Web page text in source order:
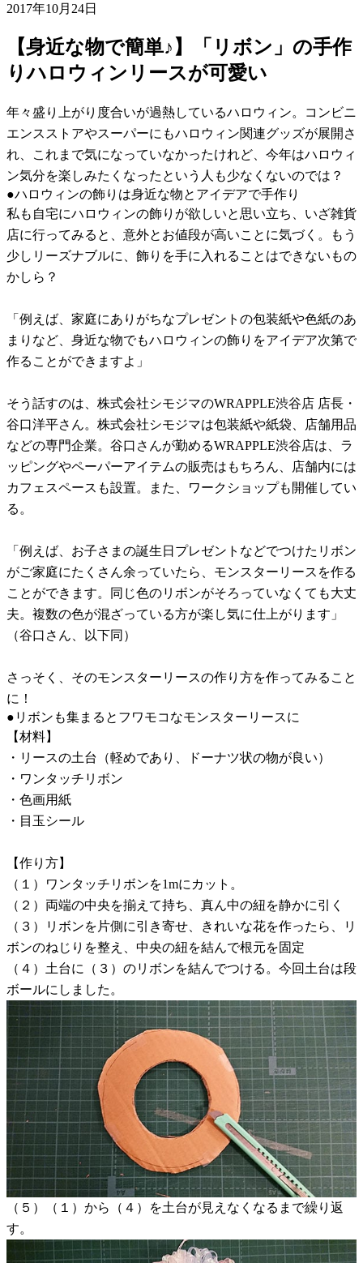
2017年10月24日
【身近な物で簡単♪】「リボン」の手作
りハロウィンリースが可愛い
年々盛り上がり度合いが過熱しているハロウィン。コンビニ
エンスストアやスーパーにもハロウィン関連グッズが展開さ
れ、これまで気になっていなかったけれど、今年はハロウィ
ン気分を楽しみたくなったという人も少なくないのでは？
●ハロウィンの飾りは身近な物とアイデアで手作り
私も自宅にハロウィンの飾りが欲しいと思い立ち、いざ雑貨
店に行ってみると、意外とお値段が高いことに気づく。もう
少しリーズナブルに、飾りを手に入れることはできないもの
かしら？
「例えば、家庭にありがちなプレゼントの包装紙や色紙のあ
まりなど、身近な物でもハロウィンの飾りをアイデア次第で
作ることができますよ」
そう話すのは、株式会社シモジマのWRAPPLE渋谷店 店長・
谷口洋平さん。株式会社シモジマは包装紙や紙袋、店舗用品
などの専門企業。谷口さんが勤めるWRAPPLE渋谷店は、ラ
ッピングやペーパーアイテムの販売はもちろん、店舗内には
カフェスペースも設置。また、ワークショップも開催してい
る。
「例えば、お子さまの誕生日プレゼントなどでつけたリボン
がご家庭にたくさん余っていたら、モンスターリースを作る
ことができます。同じ色のリボンがそろっていなくても大丈
夫。複数の色が混ざっている方が楽し気に仕上がります」
（谷口さん、以下同）
さっそく、そのモンスターリースの作り方を作ってみること
に！
●リボンも集まるとフワモコなモンスターリースに
【材料】
・リースの土台（軽めであり、ドーナツ状の物が良い）
・ワンタッチリボン
・色画用紙
・目玉シール
【作り方】
（１）ワンタッチリボンを1mにカット。
（２）両端の中央を揃えて持ち、真ん中の紐を静かに引く
（３）リボンを片側に引き寄せ、きれいな花を作ったら、リ
ボンのねじりを整え、中央の紐を結んで根元を固定
（４）土台に（３）のリボンを結んでつける。今回土台は段
ボールにしました。
（５）（１）から（４）を土台が見えなくなるまで繰り返
す。